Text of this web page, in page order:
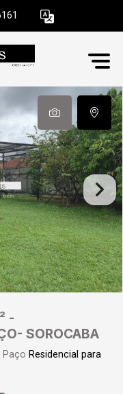
-
SOROCABA
Paço Residencial para